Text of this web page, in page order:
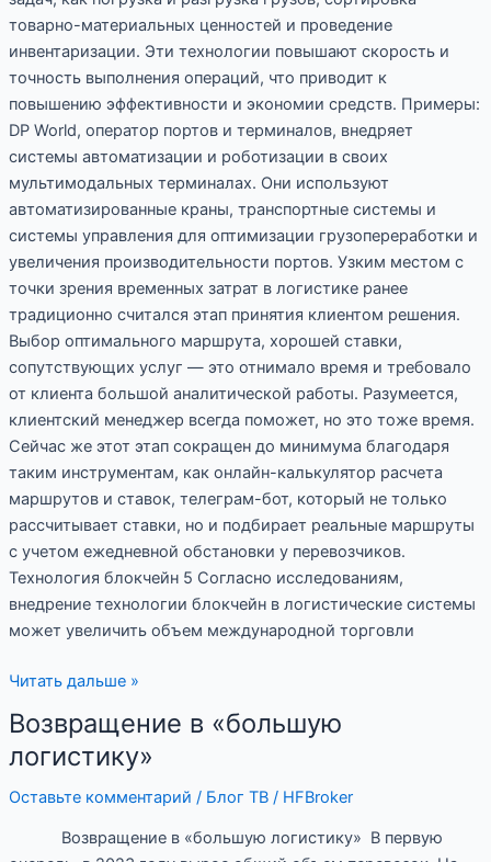
товарно-материальных ценностей и проведение
инвентаризации. Эти технологии повышают скорость и
точность выполнения операций, что приводит к
повышению эффективности и экономии средств. Примеры:
DP World, оператор портов и терминалов, внедряет
системы автоматизации и роботизации в своих
мультимодальных терминалах. Они используют
автоматизированные краны, транспортные системы и
системы управления для оптимизации грузопереработки и
увеличения производительности портов. Узким местом с
точки зрения временных затрат в логистике ранее
традиционно считался этап принятия клиентом решения.
Выбор оптимального маршрута, хорошей ставки,
сопутствующих услуг — это отнимало время и требовало
от клиента большой аналитической работы. Разумеется,
клиентский менеджер всегда поможет, но это тоже время.
Сейчас же этот этап сокращен до минимума благодаря
таким инструментам, как онлайн-калькулятор расчета
маршрутов и ставок, телеграм-бот, который не только
рассчитывает ставки, но и подбирает реальные маршруты
с учетом ежедневной обстановки у перевозчиков.
Технология блокчейн 5 Согласно исследованиям,
внедрение технологии блокчейн в логистические системы
может увеличить объем международной торговли
Читать дальше »
Возвращение в «большую
логистику»
Оставьте комментарий / Блог ТВ/ HFBroker
Возвращение в «большую логистику» В первую
Возвращение
«большую
логистику»